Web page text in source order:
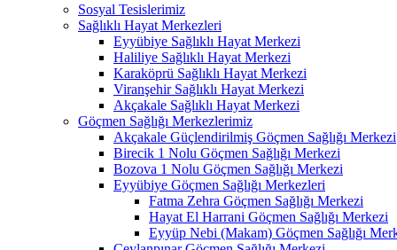
Sosyal Tesislerimiz
Sağlıklı Hayat Merkezleri
Eyyübiye Sağlıklı Hayat Merkezi
Haliliye Sağlıklı Hayat Merkezi
Karaköprü Sağlıklı Hayat Merkezi
Viranşehir Sağlıklı Hayat Merkezi
Akçakale Sağlıklı Hayat Merkezi
Göçmen Sağlığı Merkezlerimiz
Akçakale Güçlendirilmiş Göçmen Sağlığı Merkezi
Birecik 1 Nolu Göçmen Sağlığı Merkezi
Bozova 1 Nolu Göçmen Sağlığı Merkezi
Eyyübiye Göçmen Sağlığı Merkezleri
Fatma Zehra Göçmen Sağlığı Merkezi
Hayat El Harrani Göçmen Sağlığı Merkezi
Eyyüp Nebi (Makam) Göçmen Sağlığı